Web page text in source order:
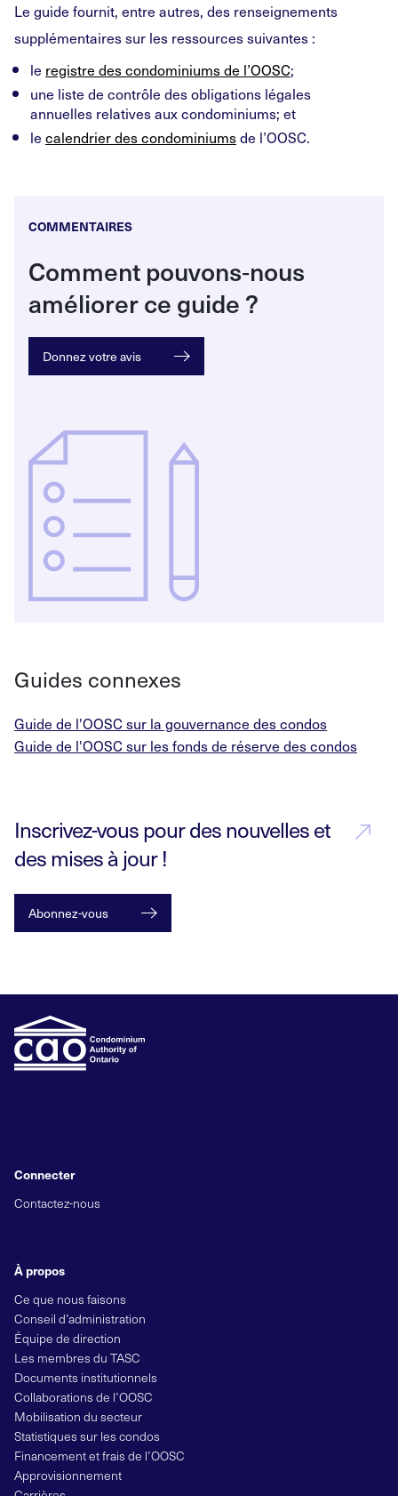
Le guide fournit, entre autres, des renseignements
supplémentaires sur les ressources suivantes :
le registre des condominiums de l’OOSC;
une liste de contrôle des obligations légales
annuelles relatives aux condominiums; et
le calendrier des condominiumsde l’OOSC.
COMMENTAIRES
Comment pouvons‑nous
améliorer ce guide ?
Donnez votre avis
Guides connexes
Guide de l'OOSC sur la gouvernance des condos
Guide de l'OOSC sur les fonds de réserve des condos
Inscrivez-vous pour des nouvelles et
des mises à jour !
Abonnez-vous
À propos
Ce que nous faisons
Conseil d’administration
Équipe de direction
Les membres du TASC
Documents institutionnels
Collaborations de l’OOSC
Mobilisation du secteur
Statistiques sur les condos
Financement et frais de l’OOSC
Approvisionnement
Connecter
Contactez-nous